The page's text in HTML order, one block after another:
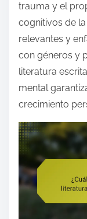
trauma y el
cognitivos de
relevantes y
con géneros y
literatura
mental
crecimiento